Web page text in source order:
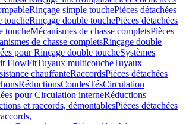
Rinçage simple touchePièces détachées
toucheRinçage double touchePièces détachées
toucheMécanismes de chasse completsPièces
de chasse completsRinçage double
pour Rinçage double toucheSystèmes
FlowFitTuyaux multicoucheTuyaux
chauffanteRaccordsPièces détachées
RéductionsCoudesTésCirculation
pour Circulation interneRéductions
et raccords, démontablesPièces détachées